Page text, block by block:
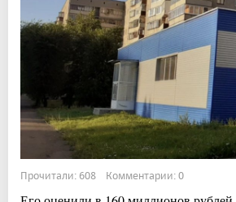
Прочитали: 608 Комментарии: 0